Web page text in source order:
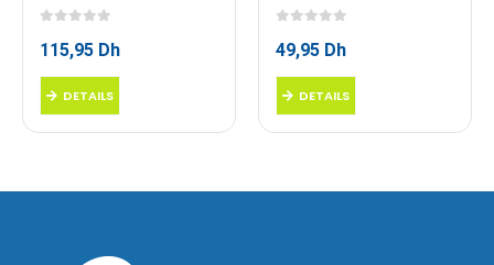
115,95 Dh
DETAILS
49,95 Dh
DETAILS